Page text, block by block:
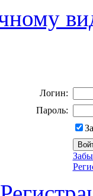
Логин:
Пароль: